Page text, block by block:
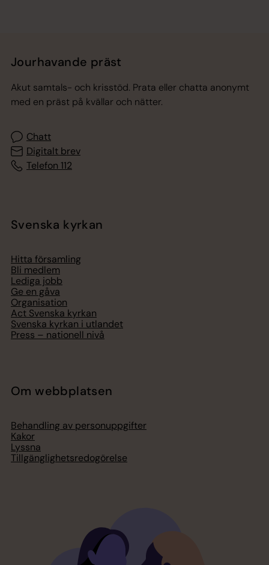
Jourhavande präst
Akut samtals- och krisstöd. Prata eller chatta anonymt
med en präst på kvällar och nätter.
Chatt
Digitalt brev
Telefon 112
Svenska kyrkan
Hitta församling
Bli medlem
Lediga jobb
Ge en gåva
Organisation
Act Svenska kyrkan
Svenska kyrkan i utlandet
Press – nationell nivå
Om webbplatsen
Behandling av personuppgifter
Kakor
Lyssna
Tillgänglighetsredogörelse